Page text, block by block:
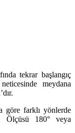
tekrar başlangıç
meydana
göre farklı yönlerde
Ölçüsü 180° veya